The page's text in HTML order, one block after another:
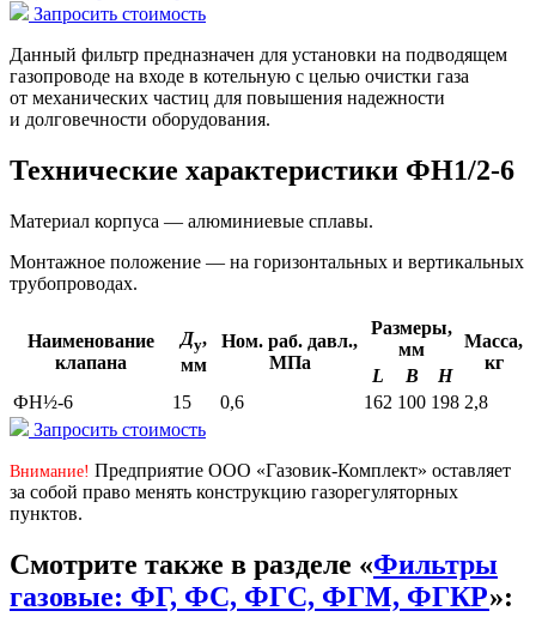
Запросить стоимость
Данный фильтр предназначен для установки на подводящем
газопроводе на входе в котельную с целью очистки газа
от механических частиц для повышения надежности
и долговечности оборудования.
Технические характеристики ФН1/2-6
Материал корпуса — алюминиевые сплавы.
Монтажное положение — на горизонтальных и вертикальных
трубопроводах.
Наименование
клапана
Ду,
мм
Ном. раб. давл.,
МПа
Размеры,
мм
Масса,
кг
L B
H
ФН½-6
15 0,6 162 100 198 2,8
Запросить стоимость
Внимание! Предприятие ООО «Газовик-Комплект» оставляет
за собой право менять конструкцию газорегуляторных
пунктов.
Смотрите также в разделе «Фильтры
газовые: ФГ, ФС, ФГС, ФГМ, ФГКР»: